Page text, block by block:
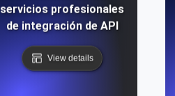
servicios profesionales
de integración de API
View details